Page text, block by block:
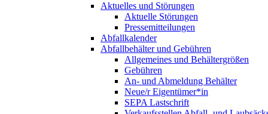
Aktuelles und Störungen
Aktuelle Störungen
Pressemitteilungen
Abfallkalender
Abfallbehälter und Gebühren
Allgemeines und Behältergrößen
Gebühren
An- und Abmeldung Behälter
Neue/r Eigentümer*in
SEPA Lastschrift